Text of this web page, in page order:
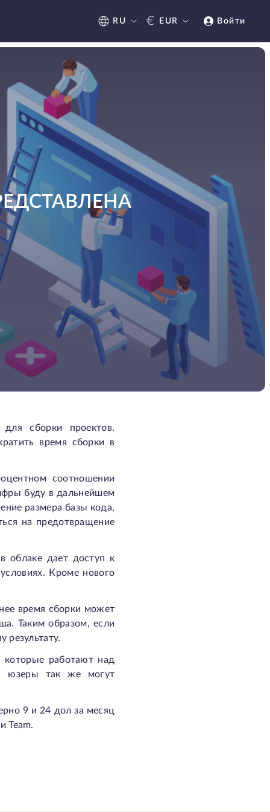
RU € EUR Войти
сборки проектов.
время сборки в
соотношении
буду в дальнейшем
размера базы кода,
на предотвращение
облаке дает доступ к
Кроме нового
время сборки может
Таким образом, если
результату.
которые работают над
юзеры так же могут
9 и 24 дол за месяц
Team.